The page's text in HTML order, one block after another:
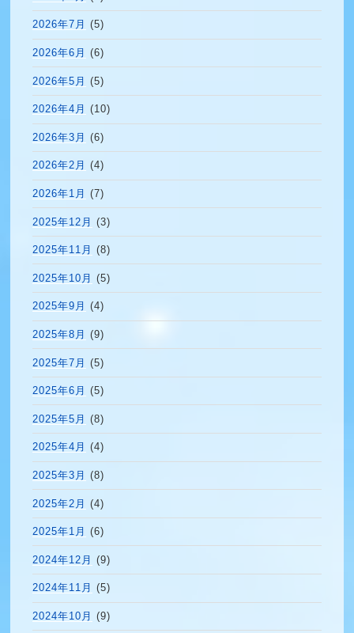
2026年7月 (5)
2026年6月 (6)
2026年5月 (5)
2026年4月 (10)
2026年3月 (6)
2026年2月 (4)
2026年1月 (7)
2025年12月 (3)
2025年11月 (8)
2025年10月 (5)
2025年9月 (4)
2025年8月 (9)
2025年7月 (5)
2025年6月 (5)
2025年5月 (8)
2025年4月 (4)
2025年3月 (8)
2025年2月 (4)
2025年1月 (6)
2024年12月 (9)
2024年11月 (5)
2024年10月 (9)